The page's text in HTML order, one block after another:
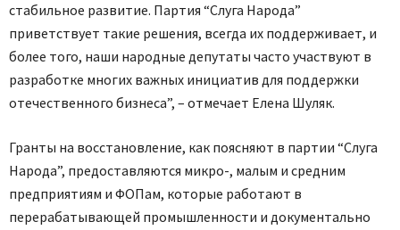
стабильное развитие. Партия “Слуга Народа”
приветствует такие решения, всегда их поддерживает, и
более того, наши народные депутаты часто участвуют в
разработке многих важных инициатив для поддержки
отечественного бизнеса”, – отмечает Елена Шуляк.
Гранты на восстановление, как поясняют в партии “Слуга
Народа”, предоставляются микро-, малым и средним
предприятиям и ФОПам, которые работают в
перерабатывающей промышленности и документально